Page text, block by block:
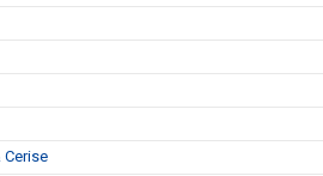
Cerise